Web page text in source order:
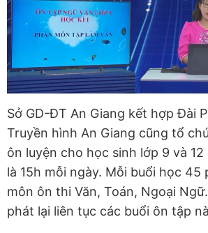
Sở GD-ĐT An Giang kết hợp Đài
Truyền hình An Giang cũng tổ
ôn luyện cho học sinh lớp 9 và 12
là 15h mỗi ngày. Mỗi buổi học 45
môn ôn thi Văn, Toán, Ngoại
phát lại liên tục các buổi ôn tập